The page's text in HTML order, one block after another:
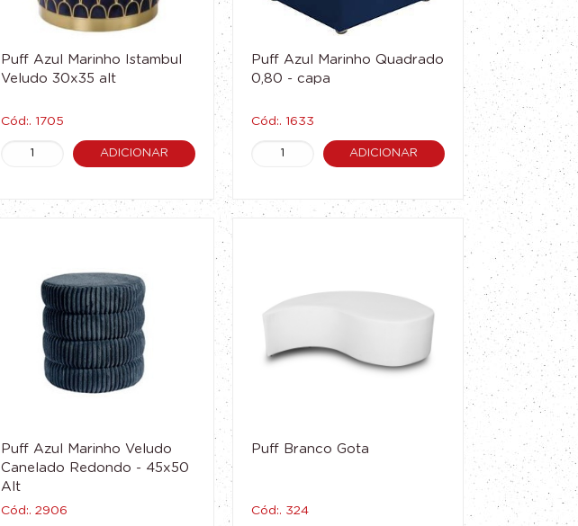
Puff Azul Marinho Istambul
Veludo 30x35 alt
Cód:. 1705
ADICIONAR
Puff Azul Marinho Quadrado
0,80 - capa
Cód:. 1633
ADICIONAR
Puff Azul Marinho Veludo
Canelado Redondo - 45x50
Alt
Cód:. 2906
Puff Branco Gota
Cód:. 324